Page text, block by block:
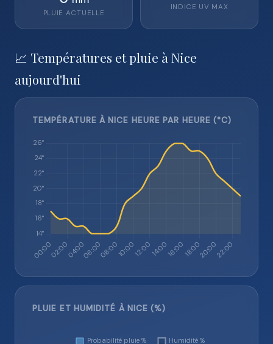
PLUIE ACTUELLE
INDICE UV MAX
📈 Températures et pluie à Nice
aujourd'hui
TEMPÉRATURE À NICE HEURE PAR HEURE (°C)
PLUIE ET HUMIDITÉ À NICE (%)